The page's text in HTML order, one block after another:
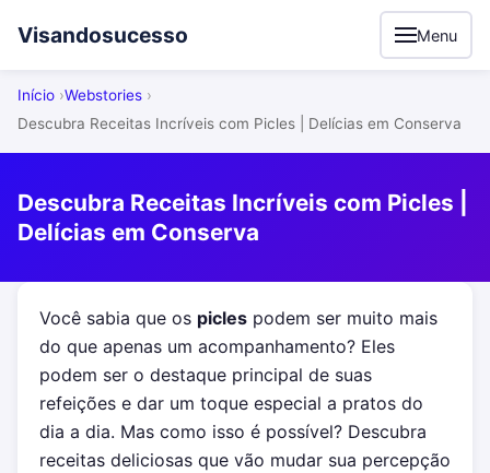
Visandosucesso Menu
Início Webstories
Descubra Receitas Incríveis com Picles | Delícias em Conserva
Descubra Receitas Incríveis com Picles |
Delícias em Conserva
Você sabia que os picles podem ser muito mais
do que apenas um acompanhamento? Eles
podem ser o destaque principal de suas
refeições e dar um toque especial a pratos do
dia a dia. Mas como isso é possível? Descubra
receitas deliciosas que vão mudar sua percepção